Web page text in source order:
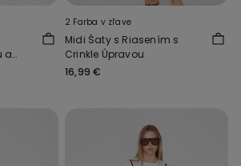
a
2 Farba v zľave
Midi Šaty s Riasením s
Crinkle Úpravou
16,99 €